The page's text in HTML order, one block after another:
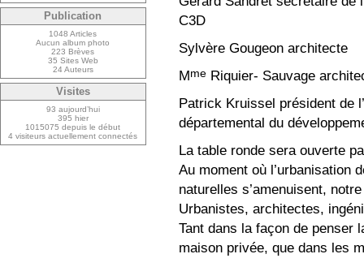
C3D
Sylvère Gougeon architecte
Mme Riquier- Sauvage
Patrick Kruissel président de
départemental du
La table ronde sera ouverte
Au moment où l’urbanisation
naturelles s’amenuisent,
Urbanistes, architectes,
Tant dans la façon de penser
maison privée, que dans les
Publication
1048 Articles
Aucun album photo
223 Brèves
35 Sites Web
24 Auteurs
Visites
93 aujourd’hui
395 hier
1015075 depuis le début
4 visiteurs actuellement connectés